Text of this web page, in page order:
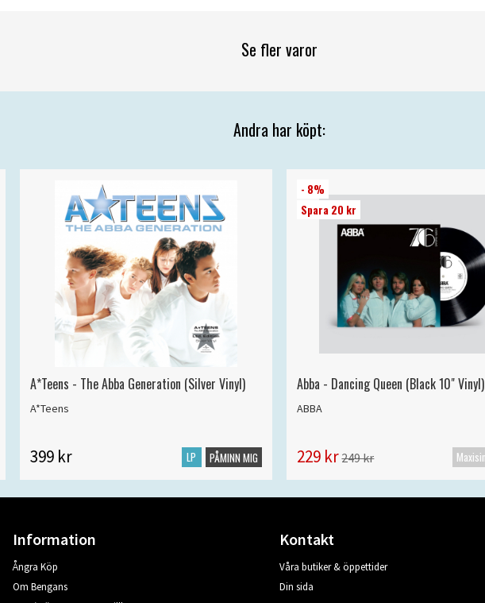
Se fler varor
Andra har köpt:
A*Teens - The Abba Generation (Silver Vinyl)
A*Teens
399 kr LP PÅMINN MIG
- 8%
Spara 20 kr
Abba - Dancing Queen (Black 10" Vinyl)
ABBA
229 kr249 kr
Information
Ångra Köp
Om Bengans
Kontakt
Våra butiker & öppettider
Din sida